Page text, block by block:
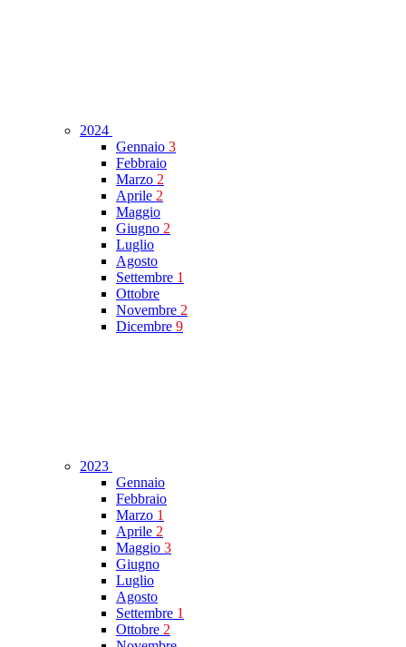
2024
Gennaio 3
Febbraio
Marzo 2
Aprile 2
Maggio
Giugno 2
Luglio
Agosto
Settembre 1
Ottobre
Novembre 2
Dicembre 9
2023
Gennaio
Febbraio
Marzo 1
Aprile 2
Maggio 3
Giugno
Luglio
Agosto
Settembre 1
Ottobre 2